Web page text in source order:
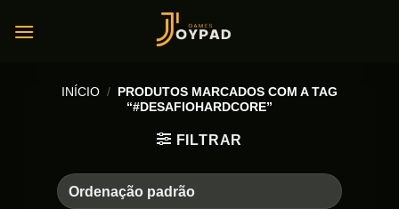
INÍCIO / PRODUTOS MARCADOS COM A TAG
“#DESAFIOHARDCORE”
FILTRAR